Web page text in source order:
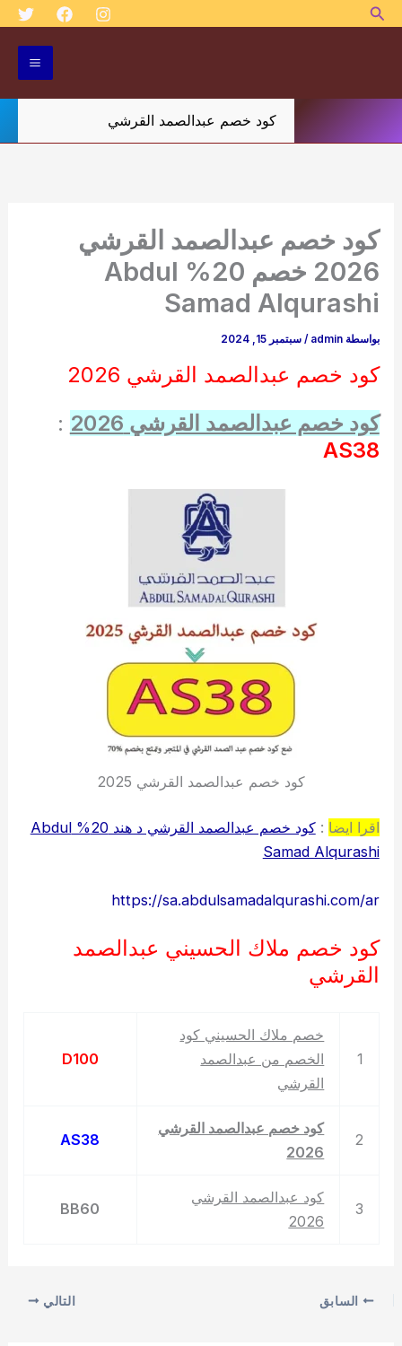
تخطيالبحث
كود خصم عبدالصمد القرشي
كود خصم عبدالصمد القرشي
2026 خصم 20% Abdul
Samad Alqurashi
بواسطة admin
/سبتمبر 15, 2024
كود خصم عبدالصمد القرشي 2026
كود خصم عبدالصمد القرشي 2026
:
AS38
كود خصم عبدالصمد القرشي 2025
اقرا ايضا :
كود خصم عبدالصمد القرشي د هند 20% Abdul
Samad Alqurashi
https://sa.abdulsamadalqurashi.com/ar
كود خصم ملاك الحسيني عبدالصمد
القرشي
1
خصم ملاك الحسيني كود
الخصم من عبدالصمد
القرشي
D100
2
كود خصم عبدالصمد القرشي
2026
AS38
3
كود عبدالصمد القرشي
2026
BB60
السابق التالي